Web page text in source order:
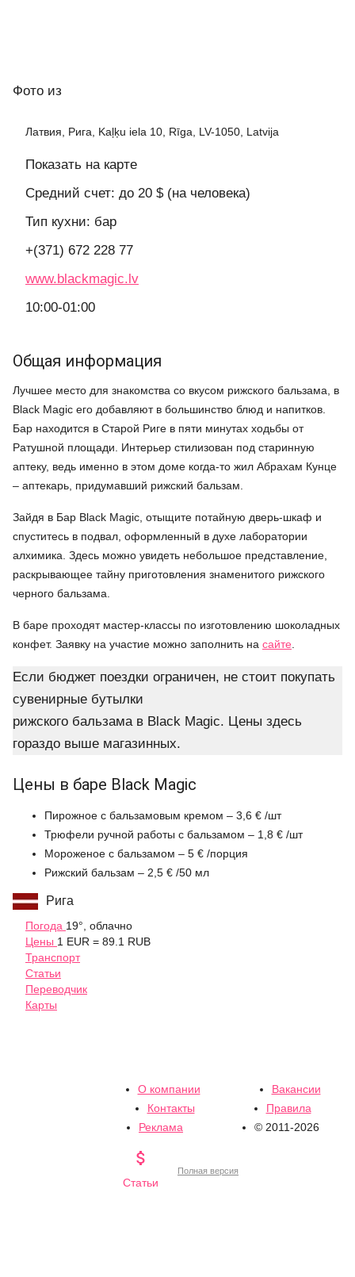
Фото из
Латвия, Рига, Kaļķu iela 10, Rīga, LV-1050, Latvija
Показать на карте
Средний счет: до 20 $ (на человека)
Тип кухни: бар
+(371) 672 228 77
www.blackmagic.lv
10:00-01:00
Общая информация
Лучшее место для знакомства со вкусом рижского бальзама, в
Black Magic его добавляют в большинство блюд и напитков.
Бар находится в Старой Риге в пяти минутах ходьбы от
Ратушной площади. Интерьер стилизован под старинную
аптеку, ведь именно в этом доме когда-то жил Абрахам Кунце
– аптекарь, придумавший рижский бальзам.
Зайдя в Бар Black Magic, отыщите потайную дверь-шкаф и
спуститесь в подвал, оформленный в духе лаборатории
алхимика. Здесь можно увидеть небольшое представление,
раскрывающее тайну приготовления знаменитого рижского
черного бальзама.
В баре проходят мастер-классы по изготовлению шоколадных
конфет. Заявку на участие можно заполнить на сайте.
Если бюджет поездки ограничен, не стоит покупать
сувенирные бутылки
рижского бальзама в Black Magic. Цены здесь
гораздо выше магазинных.
Цены в баре Black Magic
Пирожное с бальзамовым кремом – 3,6 € /шт
Трюфели ручной работы с бальзамом – 1,8 € /шт
Мороженое с бальзамом – 5 € /порция
Рижский бальзам – 2,5 € /50 мл
Рига
Погода 19°, облачно
Цены 1 EUR = 89.1 RUB
Транспорт
Статьи
Переводчик
Карты
О компании
Вакансии
Контакты
Правила
Реклама
© 2011-2026

Статьи
Полная версия